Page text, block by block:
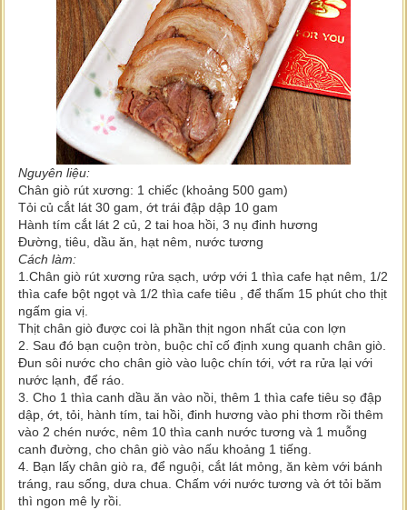
Nguyên liệu:
Chân giò rút xương: 1 chiếc (khoảng 500 gam)
Tỏi củ cắt lát 30 gam, ớt trái đập dập 10 gam
Hành tím cắt lát 2 củ, 2 tai hoa hồi, 3 nụ đinh hương
Đường, tiêu, dầu ăn, hạt nêm, nước tương
Cách làm:
1.Chân giò rút xương rửa sạch, ướp với 1 thìa cafe hạt nêm, 1/2
thìa cafe bột ngọt và 1/2 thìa cafe tiêu , để thấm 15 phút cho thịt
ngấm gia vị.
Thịt chân giò được coi là phần thịt ngon nhất của con lợn
2. Sau đó bạn cuộn tròn, buộc chỉ cố định xung quanh chân giò.
Đun sôi nước cho chân giò vào luộc chín tới, vớt ra rửa lại với
nước lạnh, để ráo.
3. Cho 1 thìa canh dầu ăn vào nồi, thêm 1 thìa cafe tiêu sọ đập
dập, ớt, tỏi, hành tím, tai hồi, đinh hương vào phi thơm rồi thêm
vào 2 chén nước, nêm 10 thìa canh nước tương và 1 muỗng
canh đường, cho chân giò vào nấu khoảng 1 tiếng.
4. Bạn lấy chân giò ra, để nguội, cắt lát mỏng, ăn kèm với bánh
tráng, rau sống, dưa chua. Chấm với nước tương và ớt tỏi băm
thì ngon mê ly rồi.